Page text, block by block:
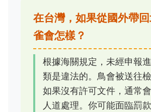
在台灣，如果從國外帶
雀會怎樣？
根據海關規定，未經申報
類是違法的。鳥會被送往檢
如果沒有許可文件，通常
人道處理。你可能面臨罰